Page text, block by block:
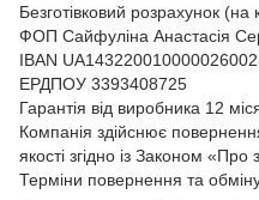
Безготівковий розрахунок (на
ФОП Сайфуліна Анастасія
IBAN
ЕРДПОУ 3393408725
Гарантія від виробника 12
Компанія здійснює
якості згідно із Законом «Про
Терміни повернення та